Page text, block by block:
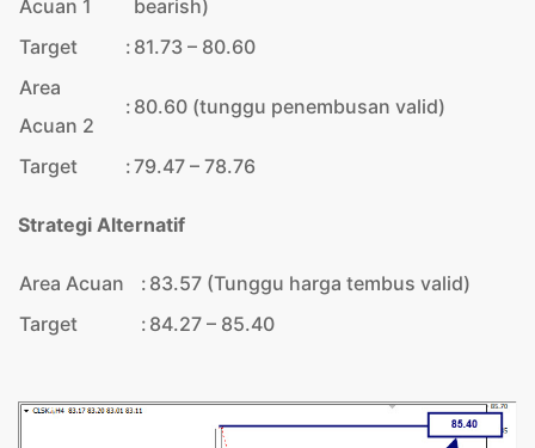
Acuan 1
bearish)
Target
: 81.73 – 80.60
Area
Acuan 2
: 80.60 (tunggu penembusan valid)
Target :79.47 – 78.76
Strategi Alternatif
Area Acuan : 83.57 (Tunggu harga tembus valid)
Target
: 84.27 – 85.40